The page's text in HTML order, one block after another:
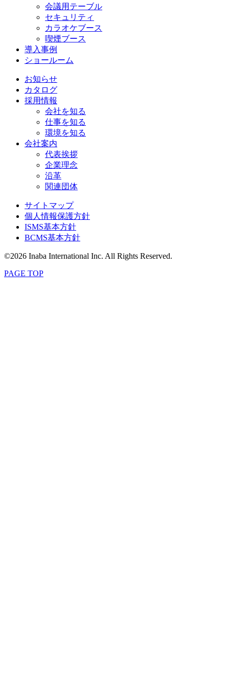
会議用テーブル
セキュリティ
カラオケブース
喫煙ブース
導入事例
ショールーム
お知らせ
カタログ
採用情報
会社を知る
仕事を知る
環境を知る
会社案内
代表挨拶
企業理念
沿革
関連団体
サイトマップ
個人情報保護方針
ISMS基本方針
BCMS基本方針
©2026 Inaba International Inc. All Rights Reserved.
PAGE TOP